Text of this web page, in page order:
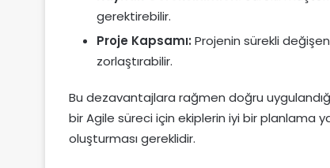
gerektirebilir.
Proje Kapsamı: Projenin sürekli
zorlaştırabilir.
Bu dezavantajlara rağmen doğru
bir Agile süreci için ekiplerin iyi bir planlama
oluşturması gereklidir.